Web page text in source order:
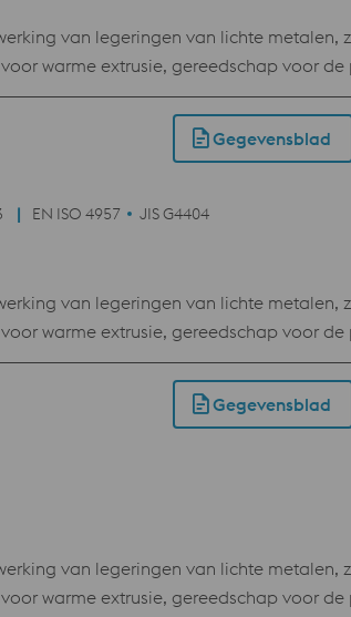
van legeringen van lichte
warme extrusie, gereedschap voor
voor drukgieten, mallen voor
Gegevensblad
EN ISO 4957 JIS G4404
van legeringen van lichte
warme extrusie, gereedschap voor
voor drukgieten, mallen voor
Gegevensblad
van legeringen van lichte
warme extrusie, gereedschap voor